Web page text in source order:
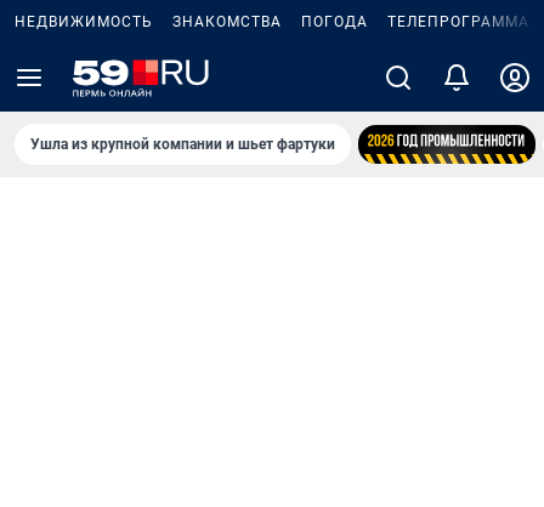
НЕДВИЖИМОСТЬ ЗНАКОМСТВА ПОГОДА ТЕЛЕПРОГРАММА
Ушла из крупной компании и шьет фартуки